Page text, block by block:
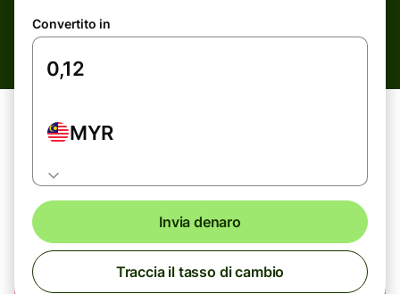
Convertito in
MYR
Invia denaro
Traccia il tasso di cambio